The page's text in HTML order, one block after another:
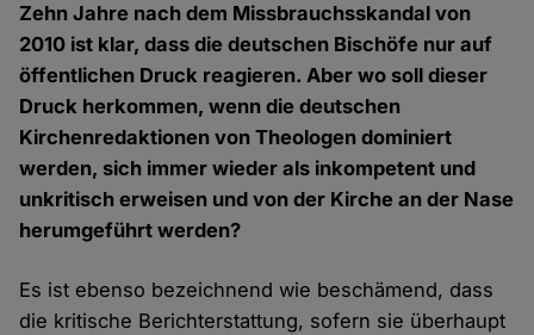
Zehn Jahre nach dem Missbrauchsskandal von
2010 ist klar, dass die deutschen Bischöfe nur auf
öffentlichen Druck reagieren. Aber wo soll dieser
Druck herkommen, wenn die deutschen
Kirchenredaktionen von Theologen dominiert
werden, sich immer wieder als inkompetent und
unkritisch erweisen und von der Kirche an der Nase
herumgeführt werden?
Es ist ebenso bezeichnend wie beschämend, dass
die kritische Berichterstattung, sofern sie überhaupt